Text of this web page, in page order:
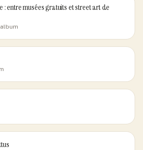
: entre musées gratuits et street art de
album